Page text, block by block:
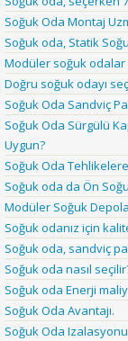
Soğuk Oda Montaj
Soğuk oda, Statik
Modüler soğuk odalar
Doğru soğuk odayı
Soğuk Oda Sandviç
Soğuk Oda Sürgülü
Uygun?
Soğuk Oda
Soğuk oda da Ön
Modüler Soğuk
Soğuk odanız için
Soğuk oda, sandviç
Soğuk oda nasıl
Soğuk oda Enerji
Soğuk Oda Avantajı.
Soğuk Oda